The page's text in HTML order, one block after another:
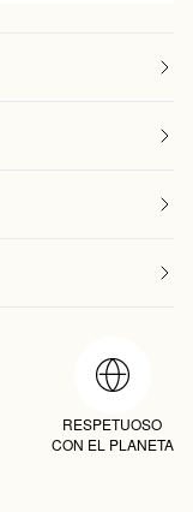
RESPETUOSO
CON EL PLANETA